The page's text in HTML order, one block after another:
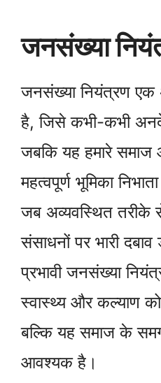
जनसंख्या
जनसंख्या नियंत्रण एक
है, जिसे कभी-कभी
जबकि यह हमारे
महत्वपूर्ण भूमिका
जब अव्यवस्थित तरीके
संसाधनों पर भारी
प्रभावी जनसंख्या
स्वास्थ्य और कल्याण
बल्कि यह समाज के
आवश्यक है।